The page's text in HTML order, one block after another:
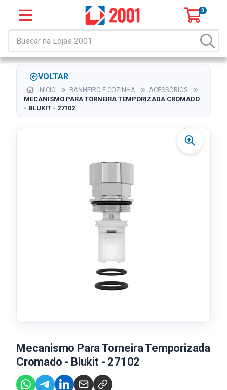
0
VOLTAR
INÍCIO BANHEIRO E COZINHA
ACESSÓRIOS
MECANISMO PARA TORNEIRA TEMPORIZADA CROMADO
- BLUKIT - 27102
Mecanismo Para Torneira Temporizada
Cromado - Blukit - 27102